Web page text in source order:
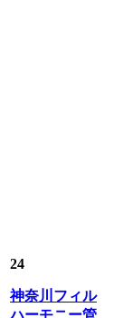
24
神奈川フィル
ハーモニー管